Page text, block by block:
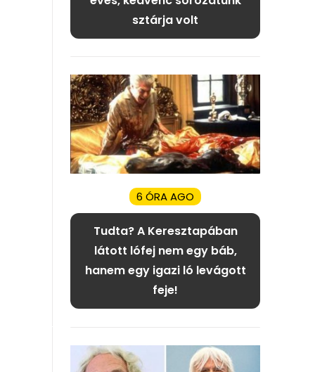
sztárja volt
6 ÓRA AGO
Tudta? A Keresztapában
látott lófej nem egy báb,
hanem egy igazi ló levágott
feje!